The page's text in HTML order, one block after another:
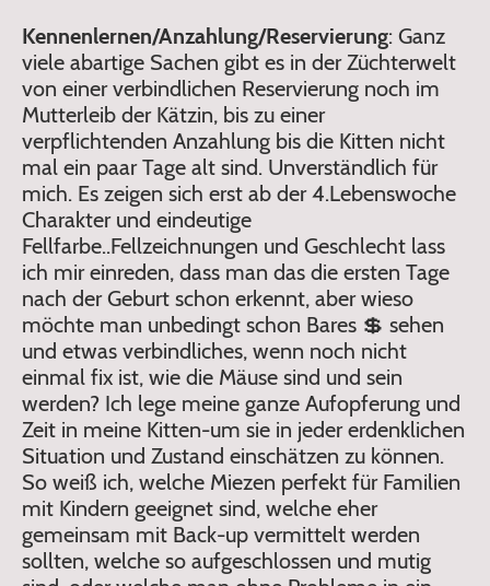
Kennenlernen/Anzahlung/Reservierung: Ganz
viele abartige Sachen gibt es in der Züchterwelt
von einer verbindlichen Reservierung noch im
Mutterleib der Kätzin, bis zu einer
verpflichtenden Anzahlung bis die Kitten nicht
mal ein paar Tage alt sind. Unverständlich für
mich. Es zeigen sich erst ab der 4.Lebenswoche
Charakter und eindeutige
Fellfarbe..Fellzeichnungen und Geschlecht lass
ich mir einreden, dass man das die ersten Tage
nach der Geburt schon erkennt, aber wieso
möchte man unbedingt schon Bares 💲 sehen
und etwas verbindliches, wenn noch nicht
einmal fix ist, wie die Mäuse sind und sein
werden? Ich lege meine ganze Aufopferung und
Zeit in meine Kitten-um sie in jeder erdenklichen
Situation und Zustand einschätzen zu können.
So weiß ich, welche Miezen perfekt für Familien
mit Kindern geeignet sind, welche eher
gemeinsam mit Back-up vermittelt werden
sollten, welche so aufgeschlossen und mutig